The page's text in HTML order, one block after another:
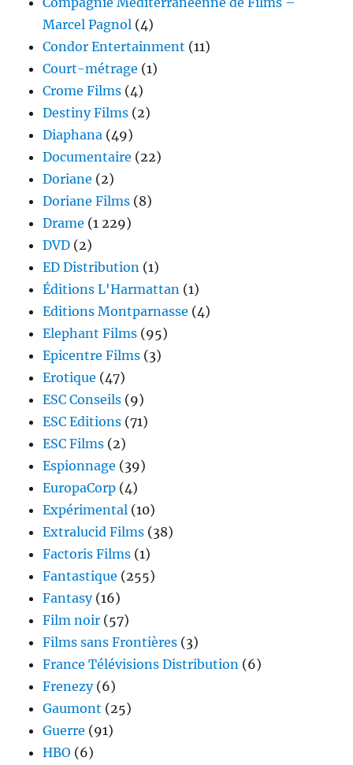
Marcel Pagnol (4)
Condor Entertainment (11)
Court-métrage (1)
Crome Films (4)
Destiny Films (2)
Diaphana (49)
Documentaire (22)
Doriane (2)
Doriane Films (8)
Drame (1 229)
DVD (2)
ED Distribution (1)
Éditions L'Harmattan (1)
Editions Montparnasse (4)
Elephant Films (95)
Epicentre Films (3)
Erotique (47)
ESC Conseils (9)
ESC Editions (71)
ESC Films (2)
Espionnage (39)
EuropaCorp (4)
Expérimental (10)
Extralucid Films (38)
Factoris Films (1)
Fantastique (255)
Fantasy(16)
Film noir (57)
Films sans Frontières (3)
France Télévisions Distribution (6)
Frenezy(6)
Gaumont (25)
Guerre (91)
HBO (6)